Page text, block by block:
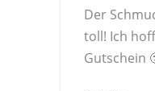
Der
toll! Ich
Gutschein